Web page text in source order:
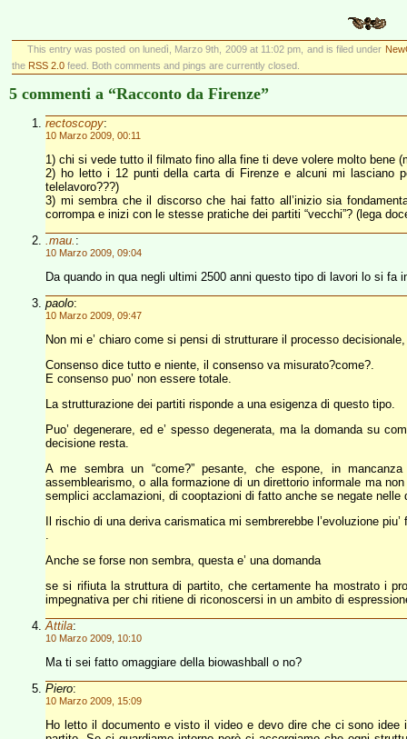
This entry was posted on lunedì, Marzo 9th, 2009 at 11:02 pm, and is filed under
the RSS 2.0 feed. Both comments and pings are currently closed.
5 commenti a “Racconto da Firenze”
rectoscopy:
10 Marzo 2009, 00:11
1) chi si vede tutto il filmato fino alla fine ti deve volere molto bene
2) ho letto i 12 punti della carta di Firenze e alcuni mi lasciano
telelavoro???)
3) mi sembra che il discorso che hai fatto all’inizio sia
corrompa e inizi con le stesse pratiche dei partiti “vecchi”? (lega
.mau. :
10 Marzo 2009, 09:04
Da quando in qua negli ultimi 2500 anni questo tipo di lavori lo si fa
paolo:
10 Marzo 2009, 09:47
Non mi e’ chiaro come si pensi di strutturare il processo
Consenso dice tutto e niente, il consenso va misurato?come?.
E consenso puo’ non essere totale.
La strutturazione dei partiti risponde a una esigenza di questo tipo.
Puo’ degenerare, ed e’ spesso degenerata, ma la domanda su
decisione resta.
A me sembra un “come?” pesante, che espone, in
assemblearismo, o alla formazione di un direttorio informale ma
semplici acclamazioni, di cooptazioni di fatto anche se negate nelle
Il rischio di una deriva carismatica mi sembrerebbe l’evoluzione
.
Anche se forse non sembra, questa e’ una domanda
se si rifiuta la struttura di partito, che certamente ha mostrato i
impegnativa per chi ritiene di riconoscersi in un ambito di
Attila:
10 Marzo 2009, 10:10
Ma ti sei fatto omaggiare della biowashball o no?
Piero:
10 Marzo 2009, 15:09
Ho letto il documento e visto il video e devo dire che ci sono idee